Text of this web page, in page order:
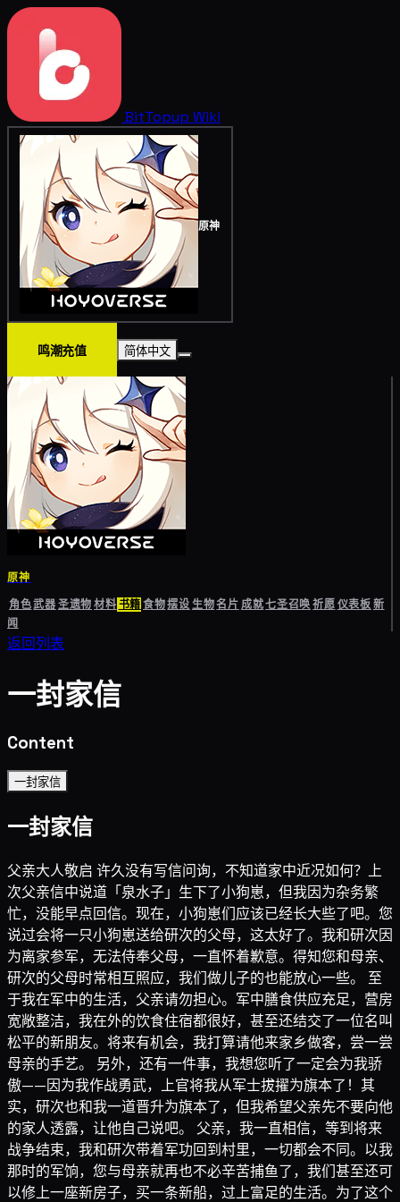
BitTopup Wiki
原神
鸣潮充值 简体中文
原神
角色武器圣遗物材料书籍食物摆设生物名片成就七圣召唤祈愿仪表板新
闻
返回列表
一封家信
Content
一封家信
一封家信
父亲大人敬启 许久没有写信问询，不知道家中近况如何？上
次父亲信中说道「泉水子」生下了小狗崽，但我因为杂务繁
忙，没能早点回信。现在，小狗崽们应该已经长大些了吧。您
说过会将一只小狗崽送给研次的父母，这太好了。我和研次因
为离家参军，无法侍奉父母，一直怀着歉意。得知您和母亲、
研次的父母时常相互照应，我们做儿子的也能放心一些。 至
于我在军中的生活，父亲请勿担心。军中膳食供应充足，营房
宽敞整洁，我在外的饮食住宿都很好，甚至还结交了一位名叫
松平的新朋友。将来有机会，我打算请他来家乡做客，尝一尝
母亲的手艺。 另外，还有一件事，我想您听了一定会为我骄
傲——因为我作战勇武，上官将我从军士拔擢为旗本了！其
实，研次也和我一道晋升为旗本了，但我希望父亲先不要向他
的家人透露，让他自己说吧。 父亲，我一直相信，等到将来
战争结束，我和研次带着军功回到村里，一切都会不同。以我
那时的军饷，您与母亲就再也不必辛苦捕鱼了，我们甚至还可
以修上一座新房子，买一条新船，过上富足的生活。为了这个